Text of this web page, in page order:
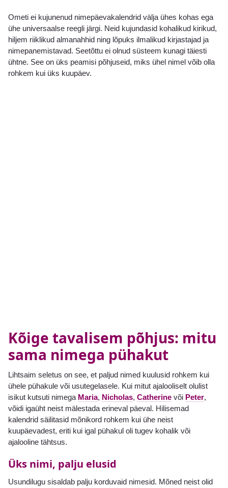
Ometi ei kujunenud nimepäevakalendrid välja ühes kohas ega
ühe universaalse reegli järgi. Neid kujundasid kohalikud kirikud,
hiljem riiklikud almanahhid ning lõpuks ilmalikud kirjastajad ja
nimepanemistavad. Seetõttu ei olnud süsteem kunagi täiesti
ühtne. See on üks peamisi põhjuseid, miks ühel nimel võib olla
rohkem kui üks kuupäev.
Kõige tavalisem põhjus: mitu
sama nimega pühakut
Lihtsaim seletus on see, et paljud nimed kuulusid rohkem kui
ühele pühakule või usutegelasele. Kui mitut ajalooliselt olulist
isikut kutsuti nimega Maria, Nicholas, Catherine või Peter,
võidi igaüht neist mälestada erineval päeval. Hilisemad
kalendrid säilitasid mõnikord rohkem kui ühe neist
kuupäevadest, eriti kui igal pühakul oli tugev kohalik või
ajalooline tähtsus.
Üks nimi, palju elusid
Usundilugu sisaldab palju korduvaid nimesid. Mõned neist olid